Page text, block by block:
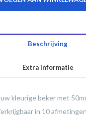
Beschrijving
Extra informatie
kleurige beker met
in 10